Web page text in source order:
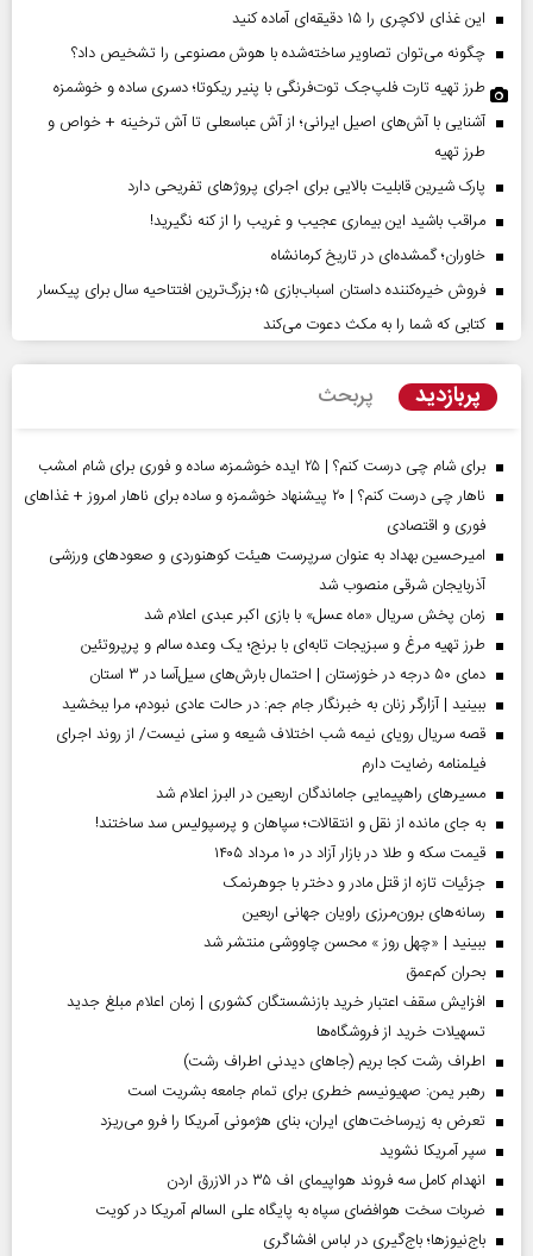
این غذای لاکچری را ۱۵ دقیقه‌ای آماده کنید
چگونه می‌توان تصاویر ساخته‌شده با هوش مصنوعی را تشخیص داد؟
طرز تهیه تارت فلپ‌جک توت‌فرنگی با پنیر ریکوتا؛ دسری ساده و خوشمزه
آشنایی با آش‌های اصیل ایرانی؛ از آش عباسعلی تا آش ترخینه + خواص و
طرز تهیه
پارک شیرین قابلیت‌ بالایی برای اجرای پروژهای تفریحی دارد
مراقب باشید این بیماری عجیب و غریب را از کنه نگیرید!
خاوران؛ گمشده‌ای در تاریخ کرمانشاه
فروش خیره‌کننده داستان اسباب‌بازی ۵؛ بزرگ‌ترین افتتاحیه سال برای پیکسار
کتابی که شما را به مکث دعوت می‌کند
پربازدید پربحث
برای شام چی درست کنم؟ | ۲۵ ایده خوشمزه، ساده و فوری برای شام امشب
ناهار چی درست کنم؟ | ۲۰ پیشنهاد خوشمزه و ساده برای ناهار امروز + غذاهای
فوری و اقتصادی
امیرحسین بهداد به عنوان سرپرست هیئت کوهنوردی و صعودهای ورزشی
آذربایجان شرقی منصوب شد
زمان پخش سریال «ماه عسل» با بازی اکبر عبدی اعلام شد
طرز تهیه مرغ و سبزیجات تابه‌ای با برنج؛ یک وعده سالم و پرپروتئین
دمای ۵۰ درجه در خوزستان | احتمال بارش‌های سیل‌آسا در ۳ استان
ببینید | آزارگر زنان به خبرنگار جام جم: در حالت عادی نبودم، مرا ببخشید
قصه سریال رویای نیمه شب اختلاف شیعه و سنی نیست/ از روند اجرای
فیلمنامه رضایت دارم
مسیر‌های راهپیمایی جاماندگان اربعین در البرز اعلام شد
به جای مانده از نقل و انتقالات؛ سپاهان و پرسپولیس سد ساختند!
قیمت سکه و طلا در بازار آزاد در ۱۰ مرداد ۱۴۰۵
جزئیات تازه از قتل مادر و دختر با جوهرنمک
رسانه‌های برون‌مرزی راویان جهانی اربعین
ببینید | «چهل روز » محسن چاووشی منتشر شد
بحران کم‌عمق
افزایش سقف اعتبار خرید بازنشستگان کشوری | زمان اعلام مبلغ جدید
تسهیلات خرید از فروشگاه‌ها
اطراف رشت کجا بریم (جاهای دیدنی اطراف رشت)
رهبر یمن: صهیونیسم خطری برای تمام جامعه بشریت است
تعرض به زیرساخت‌های ایران، بنای هژمونی آمریکا را فرو می‌ریزد
سپر آمریکا نشوید
انهدام کامل سه فروند هواپیمای اف ۳۵ در الازرق اردن
ضربات سخت هوافضای سپاه به پایگاه علی السالم آمریکا در کویت
باج‌نیوزها؛ باج‌گیری در لباس افشاگری